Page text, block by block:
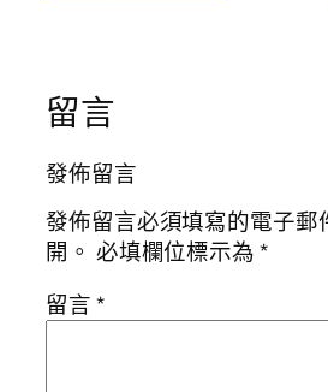
留言
發佈留言
發佈留言必須填寫的電子郵
開。 必填欄位標示為*
留言*